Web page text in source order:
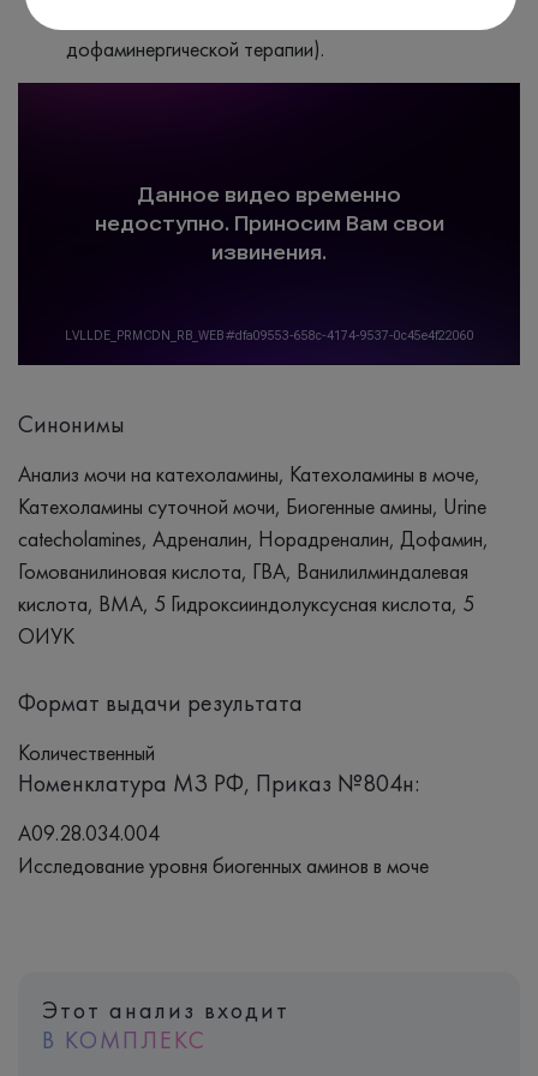
дофаминергической терапии).
Синонимы
Анализ мочи на катехоламины, Катехоламины в моче,
Катехоламины суточной мочи, Биогенные амины, Urine
catecholamines, Адреналин, Норадреналин, Дофамин,
Гомованилиновая кислота, ГВА, Ванилилминдалевая
кислота, ВМА, 5 Гидроксииндолуксусная кислота, 5
ОИУК
Формат выдачи результата
Количественный
Номенклатура МЗ РФ, Приказ №804н:
A09.28.034.004
Исследование уровня биогенных аминов в моче
Этот анализ входит
В КОМПЛЕКС